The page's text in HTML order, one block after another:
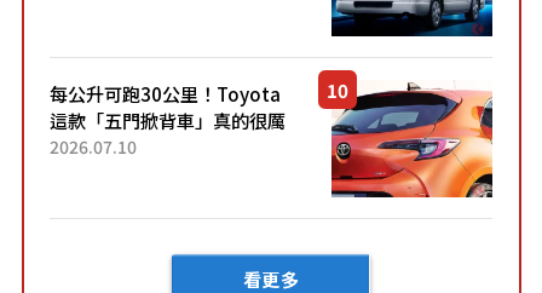
車？...
每公升可跑30公里！Toyota
這款「五門掀背車」真的很厲
害！ 擁有全長4.3公尺的「剛剛
2026.07.10
看更多